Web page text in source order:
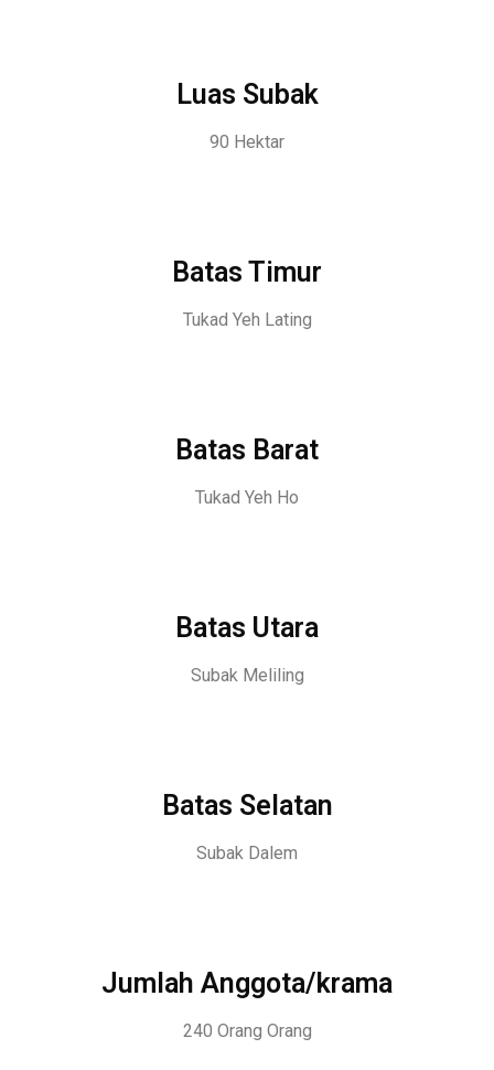
Luas Subak
90 Hektar
Batas Timur
Tukad Yeh Lating
Batas Barat
Tukad Yeh Ho
Batas Utara
Subak Meliling
Batas Selatan
Subak Dalem
Jumlah Anggota/krama
240 Orang Orang